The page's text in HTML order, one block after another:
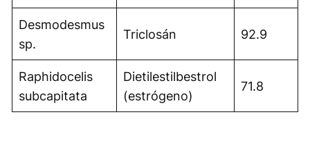
Desmodesmus
sp.
Triclosán 92.9
Raphidocelis
subcapitata
Dietilestilbestrol
(estrógeno)
71.8